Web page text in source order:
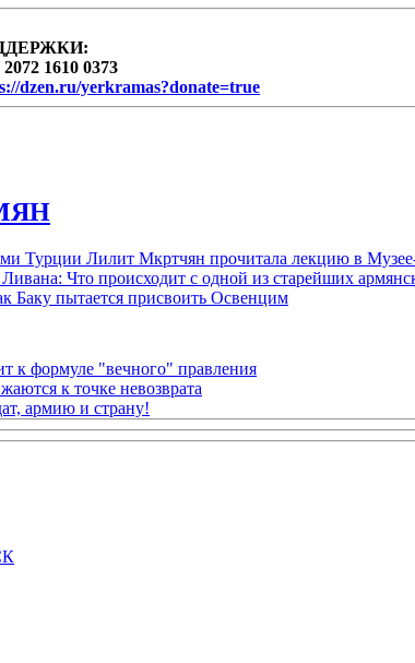
1610 0373
dzen.ru/yerkramas?donate=true
Турции Лилит Мкртчян прочитала лекцию в
Ливана: Что происходит с одной из старейших
Баку пытается присвоить Освенцим
к формуле "вечного" правления
к точке невозврата
армию и страну!